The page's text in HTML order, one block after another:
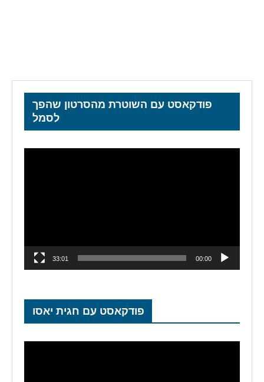
פודקאסט עם השוטרת מהסרטון שהפך
לסמל
00:00
33:01
פודקאסט עם חגית יאסו